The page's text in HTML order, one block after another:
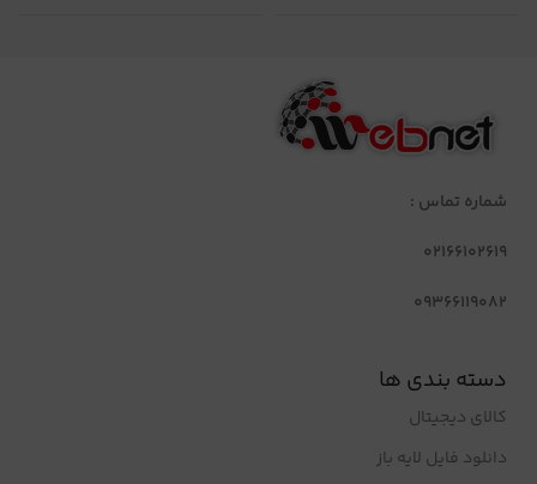
شماره تماس :
02166102619
09366119082
دسته بندی ها
کالای دیجیتال
دانلود فایل لایه باز